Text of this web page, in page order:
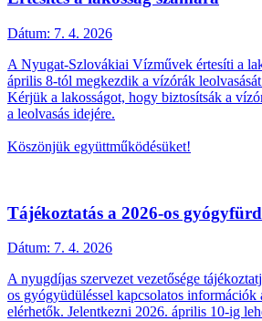
Dátum: 7. 4. 2026
A Nyugat-Szlovákiai Vízművek értesíti a
április 8-tól megkezdik a vízórák
Kérjük a lakosságot, hogy biztosítsák a
a leolvasás idejére.
Köszönjük együttműködésüket!
Tájékoztatás a 2026-os
Dátum: 7. 4. 2026
A nyugdíjas szervezet vezetősége
os gyógyüdüléssel kapcsolatos információk
elérhetők. Jelentkezni 2026. április 10-ig